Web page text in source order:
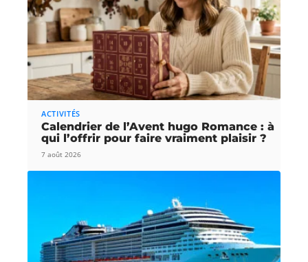
ACTIVITÉS
Calendrier de l’Avent hugo Romance : à
qui l’offrir pour faire vraiment plaisir ?
7 août 2026